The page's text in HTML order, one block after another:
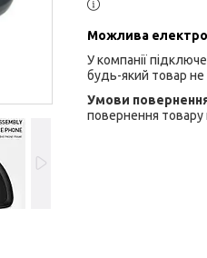
У компанії
будь-який товар
повернення товару